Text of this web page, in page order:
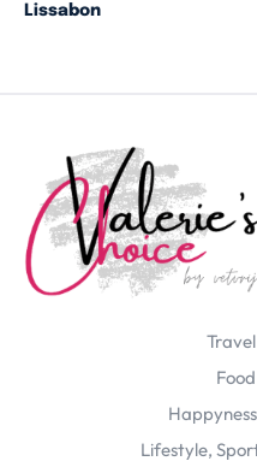
Lissabon
Lifestyle,